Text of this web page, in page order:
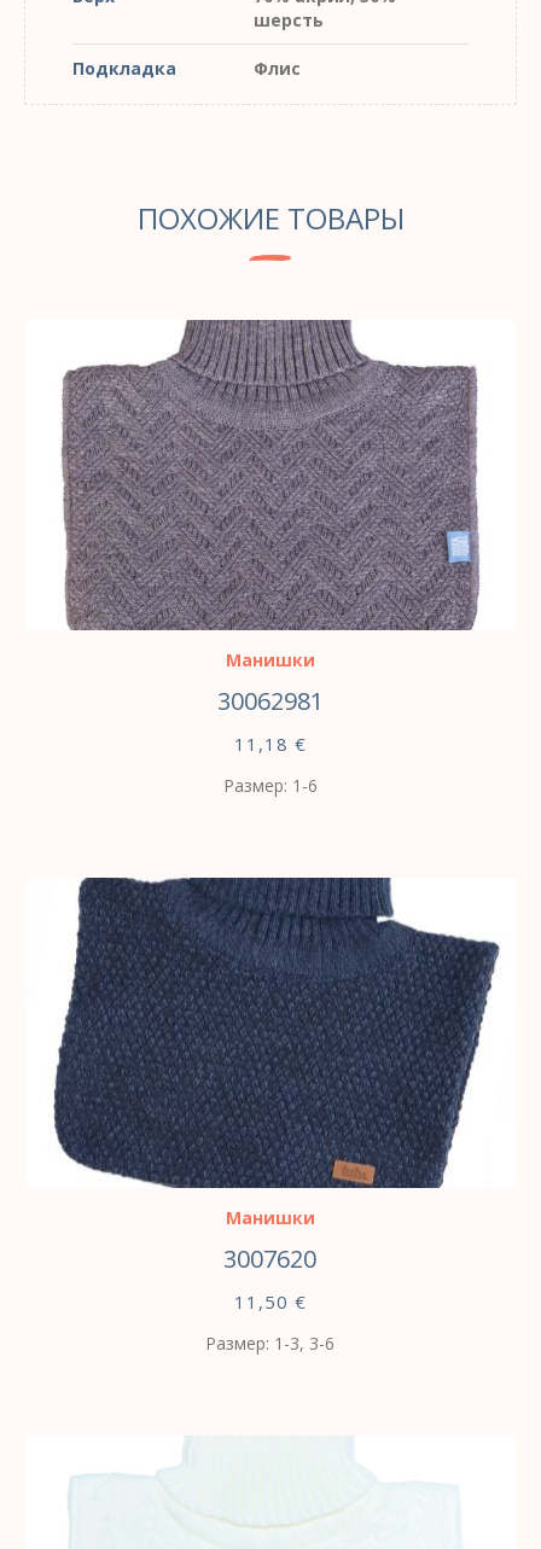
шерсть
Подкладка Флис
ПОХОЖИЕ ТОВАРЫ
ВЫБЕРИТЕ ПАРАМЕТРЫ
Манишки
30062981
11,18 €
Размер: 1-6
ВЫБЕРИТЕ ПАРАМЕТРЫ
Манишки
3007620
11,50 €
Размер: 1-3, 3-6